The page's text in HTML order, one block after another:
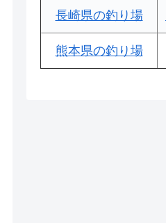
長崎県の釣り場
熊本県の釣り場